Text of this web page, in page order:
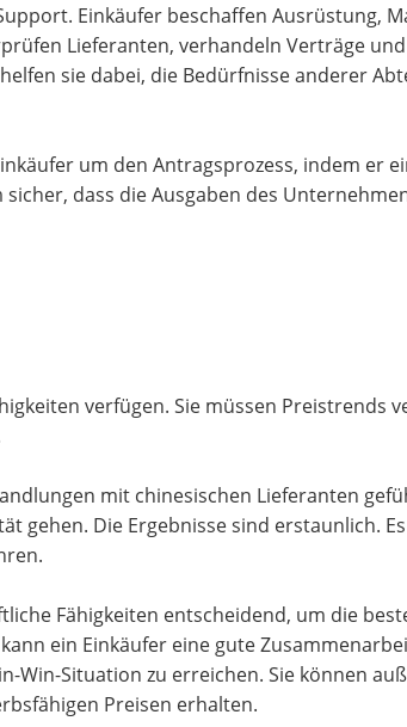
Einkäufer beschaffen Ausrüstung,
Lieferanten, verhandeln Verträge
sie dabei, die Bedürfnisse anderer
um den Antragsprozess, indem er
dass die Ausgaben des
verfügen. Sie müssen Preistrends
mit chinesischen Lieferanten
gehen. Die Ergebnisse sind erstaunlich.
Fähigkeiten entscheidend, um die
ein Einkäufer eine gute
Win-Situation zu erreichen. Sie können
Preisen erhalten.